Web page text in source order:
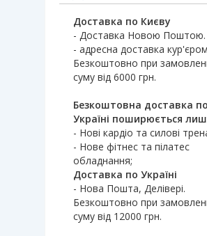
Доставка по Києву
- Доставка Новою Поштою.
- адресна доставка
Безкоштовно при
суму від 6000 грн.
Безкоштовна доставка по
Україні поширюється
- Нові кардіо та силові
- Нове фітнес та пілатес
обладнання;
Доставка по Україні
- Нова Пошта, Делівері.
Безкоштовно при
суму від 12000 грн.